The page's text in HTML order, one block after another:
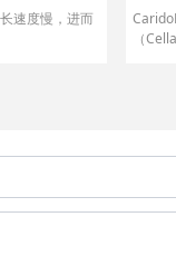
速度慢，进而
（